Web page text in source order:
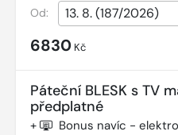
Od:
6830 Kč
Páteční BLESK s TV
předplatné
+ Bonus navíc -